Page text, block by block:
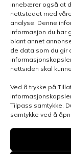
innebærer også at
nettstedet med
analyse. Denne
informasjon du har
blant annet
de data som du gir
nettsiden skal
Ved å trykke på
Tilpass samtykke.
samtykke ved å
Velg avdeling
Send skjema